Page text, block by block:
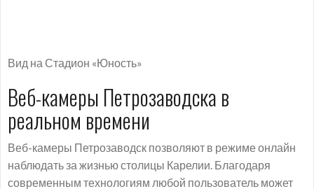
Вид на Стадион «Юность»
Веб-камеры Петрозаводска в
реальном времени
Веб-камеры Петрозаводск позволяют в режиме онлайн
наблюдать за жизнью столицы Карелии. Благодаря
современным технологиям любой пользователь может